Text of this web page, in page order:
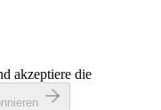
akzeptiere die